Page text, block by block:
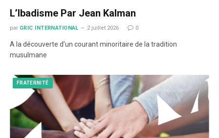
L’Ibadisme Par Jean Kalman
par GRIC INTERNATIONAL 2 juillet 2026 0
A la découverte d’un courant minoritaire de la tradition
musulmane
FRATERNITÉ